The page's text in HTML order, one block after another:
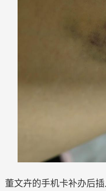
董文卉的手机卡补办后